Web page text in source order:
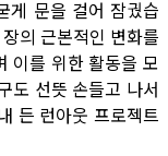
게 문을 걸어 잠궜습
의 근본적인 변화를
이를 위한 활동을 모
도 선뜻 손들고 나서
든 런아웃 프로젝트